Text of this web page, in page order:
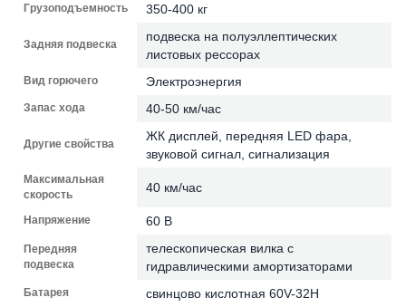
Грузоподъемность 350-400 кг
Задняя подвеска
подвеска на полуэллептических
листовых рессорах
Вид горючего Электроэнергия
Запас хода 40-50 км/час
Другие свойства
ЖК дисплей, передняя LED фара,
звуковой сигнал, сигнализация
Максимальная
скорость
40 км/час
Напряжение 60 В
Передняя
подвеска
телескопическая вилка с
гидравлическими амортизаторами
Батарея свинцово кислотная 60V-32H